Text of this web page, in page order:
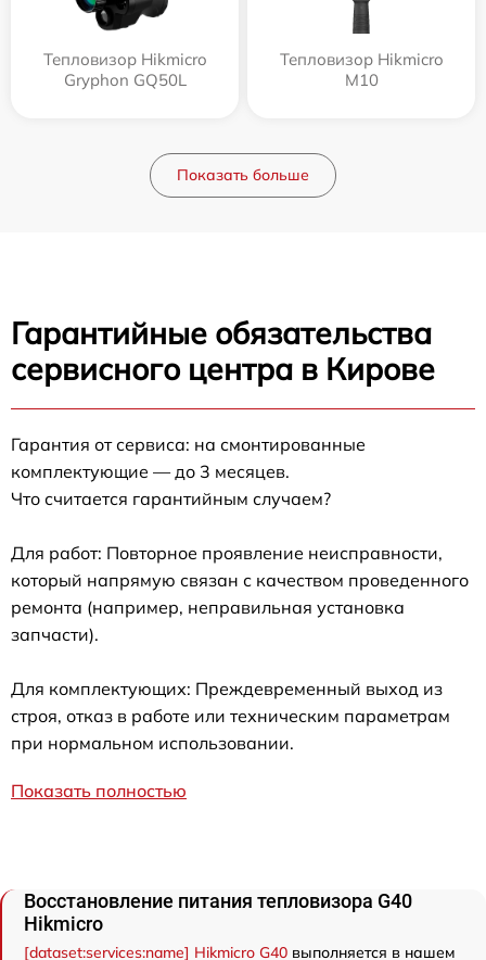
Тепловизор Hikmicro
Gryphon GQ50L
Тепловизор Hikmicro
M10
Показать больше
Гарантийные обязательства
сервисного центра в Кирове
Гарантия от сервиса: на смонтированные
комплектующие — до 3 месяцев.
Что считается гарантийным случаем?
Для работ: Повторное проявление неисправности,
который напрямую связан с качеством проведенного
ремонта (например, неправильная установка
запчасти).
Для комплектующих: Преждевременный выход из
строя, отказ в работе или техническим параметрам
при нормальном использовании.
Показать полностью
Восстановление питания тепловизора G40
Hikmicro
[dataset:services:name] Hikmicro G40 выполняется в нашем